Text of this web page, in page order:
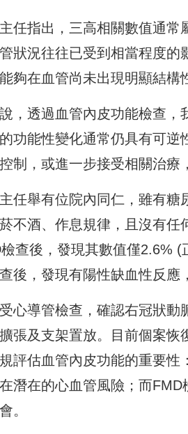
任指出，三高相關數值通常
狀況往往已受到相當程度
夠在血管尚未出現明顯結構
，透過血管內皮功能檢查，
功能性變化通常仍具有可
制，或進一步接受相關治療
任舉有位院內同仁，雖有糖
不酒、作息規律，且沒有
查後，發現其數值僅2.6%
後，發現有陽性缺血性反應
心導管檢查，確認右冠狀
張及支架置放。目前個案
評估血管內皮功能的重要
潛在的心血管風險；而
。